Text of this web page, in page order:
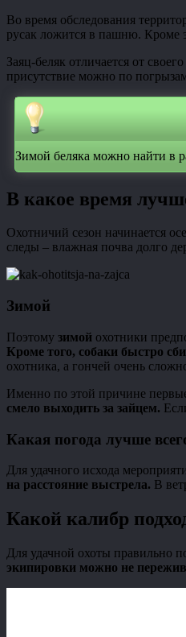
Во время обследования
русак ложится в пашню. Кроме
Заяц-беляк отличается от
присутствие можно по
Зимой беляка можно найти в
В какое время
Охотничий сезон начинается
следы – влажная почва долго
Зимой
Поэтому зимой охотники
Кроме того, собаки быстро
охотника, а гончей очень
Именно по этой причине
смело выходить за зайцем.
Какая погода лучше
Для удачного исхода
на расстояние выстрела. В
Какой калибр
Для удачной охоты правильно
экипировки можно не